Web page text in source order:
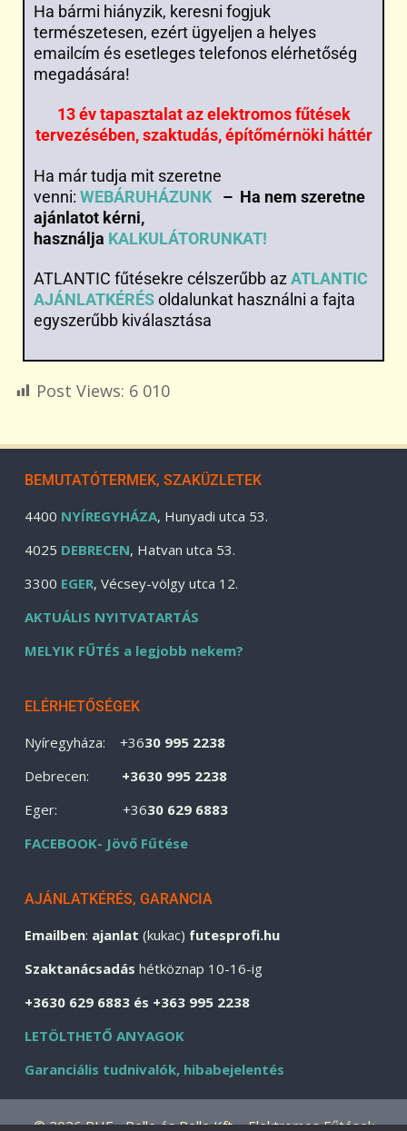
Ha bármi hiányzik, keresni fogjuk
természetesen, ezért ügyeljen a helyes
emailcím és esetleges telefonos elérhetőség
megadására!
13 év tapasztalat az elektromos fűtések
tervezésében, szaktudás, építőmérnöki háttér
Ha már tudja mit szeretne
venni: WEBÁRUHÁZUNK
– Ha nem szeretne
ajánlatot kérni,
használja KALKULÁTORUNKAT!
ATLANTIC fűtésekre célszerűbb azATLANTIC
AJÁNLATKÉRÉSoldalunkat használni a fajta
egyszerűbb kiválasztása
Post Views: 6 010
BEMUTATÓTERMEK, SZAKÜZLETEK
4400 NYÍREGYHÁZA, Hunyadi utca 53.
4025 DEBRECEN, Hatvan utca 53.
3300 EGER, Vécsey-völgy utca 12.
AKTUÁLIS NYITVATARTÁS
MELYIK FŰTÉS a legjobb nekem?
ELÉRHETŐSÉGEK
Nyíregyháza: +3630 995 2238
Debrecen: +3630 995 2238
Eger: +3630 629 6883
FACEBOOK- Jövő Fűtése
AJÁNLATKÉRÉS, GARANCIA
Emailben: ajanlat (kukac) futesprofi.hu
Szaktanácsadás hétköznap 10-16-ig
+3630 629 6883 és +363 995 2238
LETÖLTHETŐ ANYAGOK
Garanciális tudnivalók, hibabejelentés
© 2026 PHF - Pelle és Pelle Kft. - Elektromos Fűtések